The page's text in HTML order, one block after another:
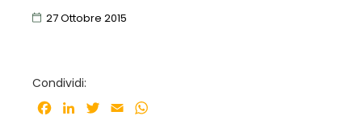
27 Ottobre 2015
Condividi:
Facebook
LinkedInTwitter
Email